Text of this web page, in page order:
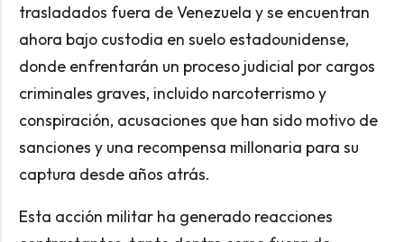
trasladados fuera de Venezuela y se encuentran
ahora bajo custodia en suelo estadounidense,
donde enfrentarán un proceso judicial por cargos
criminales graves, incluido narcoterrismo y
conspiración, acusaciones que han sido motivo de
sanciones y una recompensa millonaria para su
captura desde años atrás.
Esta acción militar ha generado reacciones